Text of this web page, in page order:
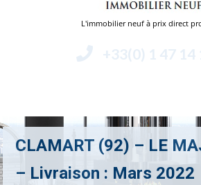
L'immobilier neuf à prix direct
+33(0) 1 47 14
CLAMART (92) – LE
– Livraison : Mars 2022